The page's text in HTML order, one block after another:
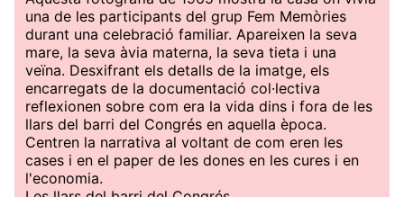
una de les participants del grup Fem Memòries
durant una celebració familiar. Apareixen la seva
mare, la seva àvia materna, la seva tieta i una
veïna. Desxifrant els detalls de la imatge, els
encarregats de la documentació col·lectiva
reflexionen sobre com era la vida dins i fora de les
llars del barri del Congrés en aquella època.
Centren la narrativa al voltant de com eren les
cases i en el paper de les dones en les cures i en
l'economia.